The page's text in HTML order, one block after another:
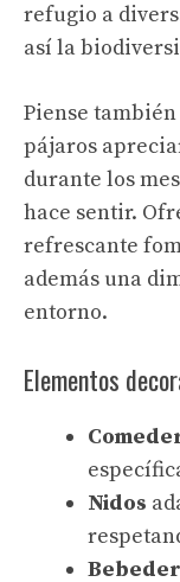
refugio a
así la
Piense
pájaros
durante los
hace sentir.
refrescante
además una
entorno.
Elementos
Nidos